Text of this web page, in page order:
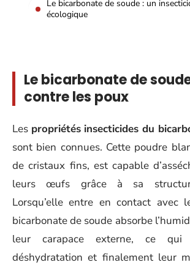
Le bicarbonate de soude : un
écologique
Le bicarbonate de
contre les poux
Les propriétés insecticides du
sont bien connues. Cette poudre
de cristaux fins, est capable
leurs œufs grâce à sa
Lorsqu’elle entre en contact avec
bicarbonate de soude absorbe
leur carapace externe, ce qui
déshydratation et finalement leur